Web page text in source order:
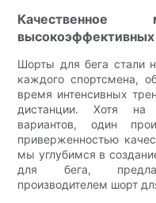
Качественное
Шорты для бега стали
каждого спортсмена,
время интенсивных
дистанции. Хотя на
вариантов, один
приверженностью
мы углубимся в
для бега,
производителем шорт